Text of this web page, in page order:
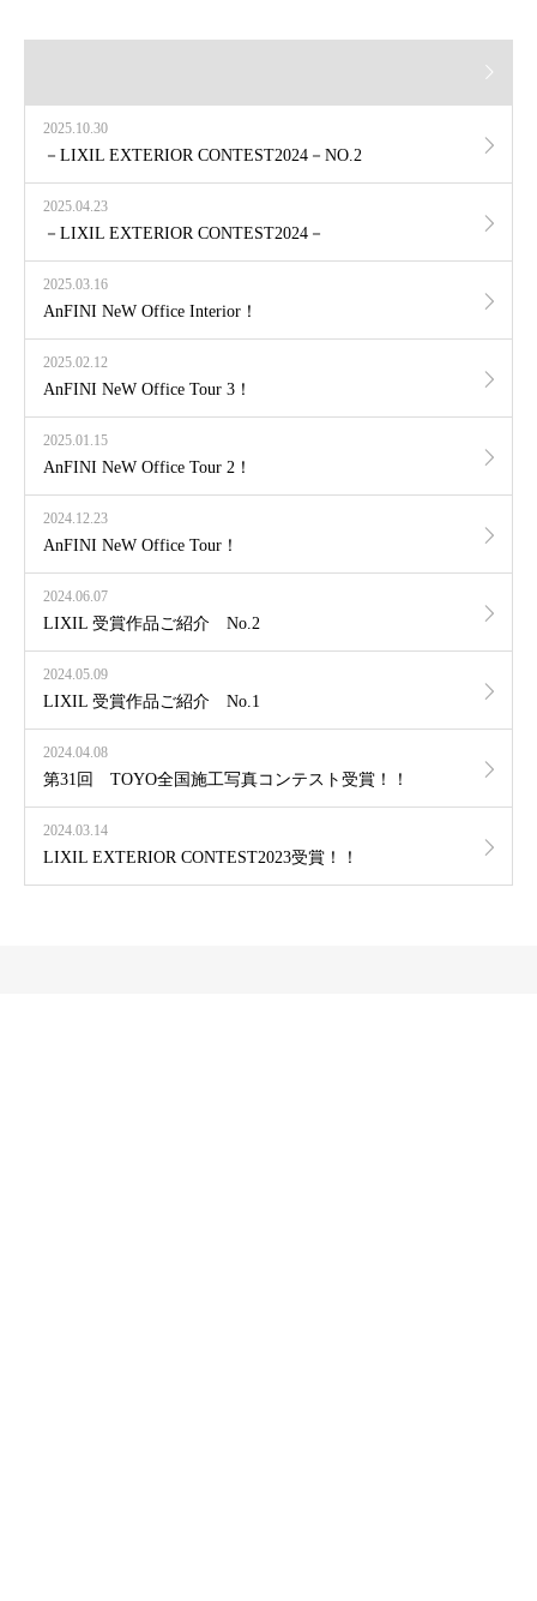
2025.10.30
－LIXIL EXTERIOR CONTEST2024－NO.2
2025.04.23
－LIXIL EXTERIOR CONTEST2024－
2025.03.16
AnFINI NeW Office Interior！
2025.02.12
AnFINI NeW Office Tour 3！
2025.01.15
AnFINI NeW Office Tour 2！
2024.12.23
AnFINI NeW Office Tour！
2024.06.07
LIXIL 受賞作品ご紹介 No.2
2024.05.09
LIXIL 受賞作品ご紹介 No.1
2024.04.08
第31回 TOYO全国施工写真コンテスト受賞！！
2024.03.14
LIXIL EXTERIOR CONTEST2023受賞！！